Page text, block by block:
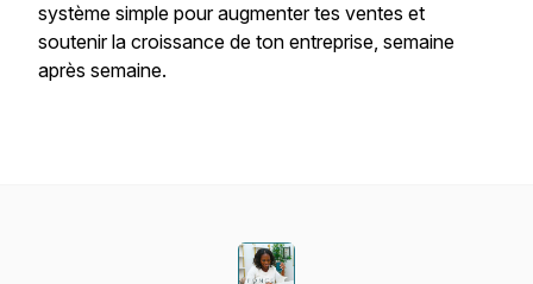
système simple pour augmenter tes ventes et
soutenir la croissance de ton entreprise, semaine
après semaine.